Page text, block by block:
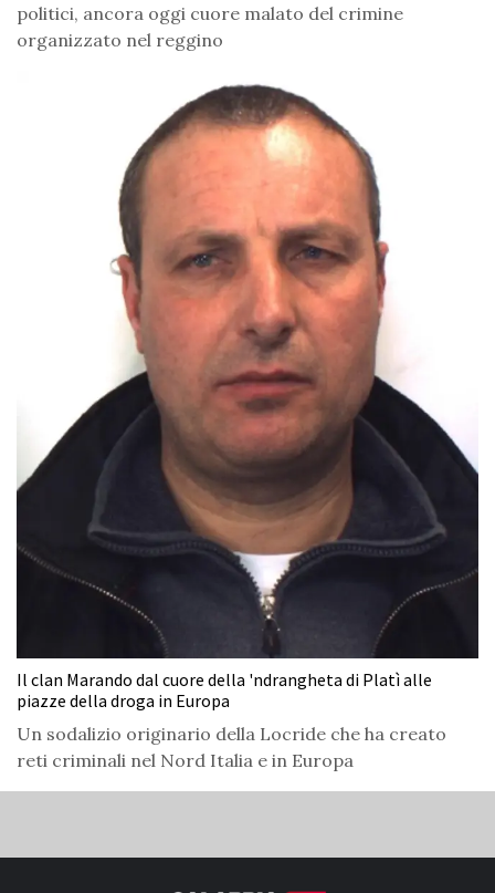
politici, ancora oggi cuore malato del crimine
organizzato nel reggino
Il clan Marando dal cuore della 'ndrangheta di Platì alle
piazze della droga in Europa
Un sodalizio originario della Locride che ha creato
reti criminali nel Nord Italia e in Europa